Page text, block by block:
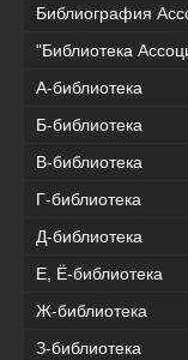
Библиография
"Библиотека
А-библиотека
Б-библиотека
В-библиотека
Г-библиотека
Д-библиотека
Е, Ё-библиотека
Ж-библиотека
З-библиотека